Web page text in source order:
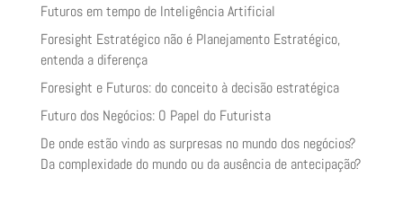
Futuros em tempo de Inteligência Artificial
Foresight Estratégico não é Planejamento Estratégico,
entenda a diferença
Foresight e Futuros: do conceito à decisão estratégica
Futuro dos Negócios: O Papel do Futurista
De onde estão vindo as surpresas no mundo dos negócios?
Da complexidade do mundo ou da ausência de antecipação?